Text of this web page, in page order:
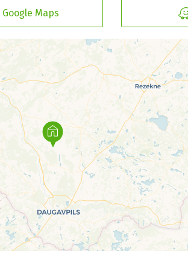
Google Maps